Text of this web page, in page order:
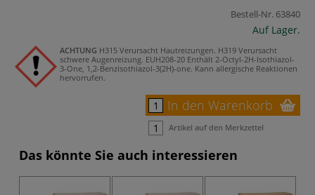
Bestell-Nr. 63840
Auf Lager.
ACHTUNG H315 Verursacht Hautreizungen. H319 Verursacht
schwere Augenreizung. EUH208-20 Enthält 2-Octyl-2H-Isothiazol-
3-One, 1,2-Benzisothiazol-3(2H)-one. Kann allergische Reaktionen
hervorrufen.
In den Warenkorb
Artikel auf den Merkzettel
Das könnte Sie auch interessieren